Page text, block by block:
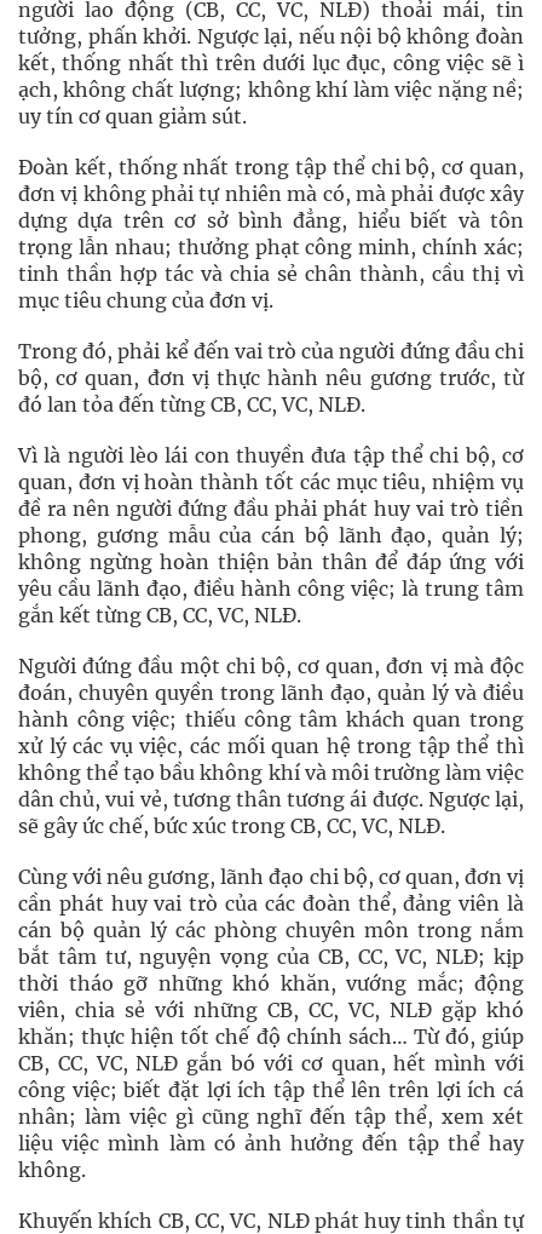
người lao động (CB, CC, VC, NLĐ) thoải mái, tin
tưởng, phấn khởi. Ngược lại, nếu nội bộ không đoàn
kết, thống nhất thì trên dưới lục đục, công việc sẽ ì
ạch, không chất lượng; không khí làm việc nặng nề;
uy tín cơ quan giảm sút.
Đoàn kết, thống nhất trong tập thể chi bộ, cơ quan,
đơn vị không phải tự nhiên mà có, mà phải được xây
dựng dựa trên cơ sở bình đẳng, hiểu biết và tôn
trọng lẫn nhau; thưởng phạt công minh, chính xác;
tinh thần hợp tác và chia sẻ chân thành, cầu thị vì
mục tiêu chung của đơn vị.
Trong đó, phải kể đến vai trò của người đứng đầu chi
bộ, cơ quan, đơn vị thực hành nêu gương trước, từ
đó lan tỏa đến từng CB, CC, VC, NLĐ.
Vì là người lèo lái con thuyền đưa tập thể chi bộ, cơ
quan, đơn vị hoàn thành tốt các mục tiêu, nhiệm vụ
đề ra nên người đứng đầu phải phát huy vai trò tiền
phong, gương mẫu của cán bộ lãnh đạo, quản lý;
không ngừng hoàn thiện bản thân để đáp ứng với
yêu cầu lãnh đạo, điều hành công việc; là trung tâm
gắn kết từng CB, CC, VC, NLĐ.
Người đứng đầu một chi bộ, cơ quan, đơn vị mà độc
đoán, chuyên quyền trong lãnh đạo, quản lý và điều
hành công việc; thiếu công tâm khách quan trong
xử lý các vụ việc, các mối quan hệ trong tập thể thì
không thể tạo bầu không khí và môi trường làm việc
dân chủ, vui vẻ, tương thân tương ái được. Ngược lại,
sẽ gây ức chế, bức xúc trong CB, CC, VC, NLĐ.
Cùng với nêu gương, lãnh đạo chi bộ, cơ quan, đơn vị
cần phát huy vai trò của các đoàn thể, đảng viên là
cán bộ quản lý các phòng chuyên môn trong nắm
bắt tâm tư, nguyện vọng của CB, CC, VC, NLĐ; kịp
thời tháo gỡ những khó khăn, vướng mắc; động
viên, chia sẻ với những CB, CC, VC, NLĐ gặp khó
khăn; thực hiện tốt chế độ chính sách… Từ đó, giúp
CB, CC, VC, NLĐ gắn bó với cơ quan, hết mình với
công việc; biết đặt lợi ích tập thể lên trên lợi ích cá
nhân; làm việc gì cũng nghĩ đến tập thể, xem xét
liệu việc mình làm có ảnh hưởng đến tập thể hay
không.
Khuyến khích CB, CC, VC, NLĐ phát huy tinh thần tự